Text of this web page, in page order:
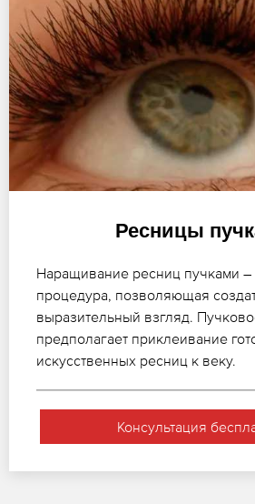
Ресницы
Наращивание ресниц пучками –
процедура, позволяющая
выразительный взгляд.
предполагает приклеивание
искусственных ресниц к веку.
Консультация